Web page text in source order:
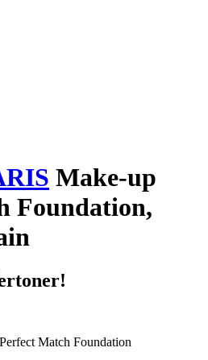
Make-up
Foundation,
Match Foundation